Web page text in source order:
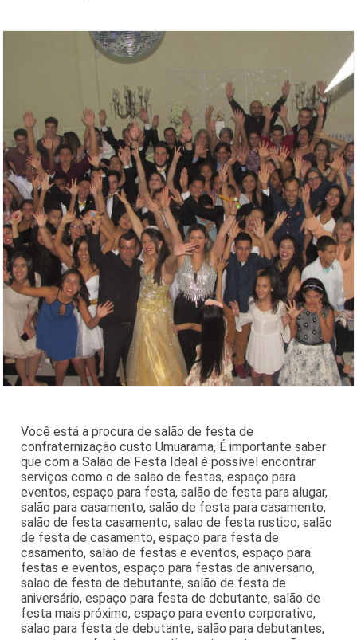
Você está a procura de salão de festa de
confraternização custo Umuarama, É importante saber
que com a Salão de Festa Ideal é possível encontrar
serviços como o de salao de festas, espaço para
eventos, espaço para festa, salão de festa para alugar,
salão para casamento, salão de festa para casamento,
salão de festa casamento, salao de festa rustico, salão
de festa de casamento, espaço para festa de
casamento, salão de festas e eventos, espaço para
festas e eventos, espaço para festas de aniversario,
salao de festa de debutante, salão de festa de
aniversário, espaço para festa de debutante, salão de
festa mais próximo, espaço para evento corporativo,
salao para festa de debutante, salão para debutantes,